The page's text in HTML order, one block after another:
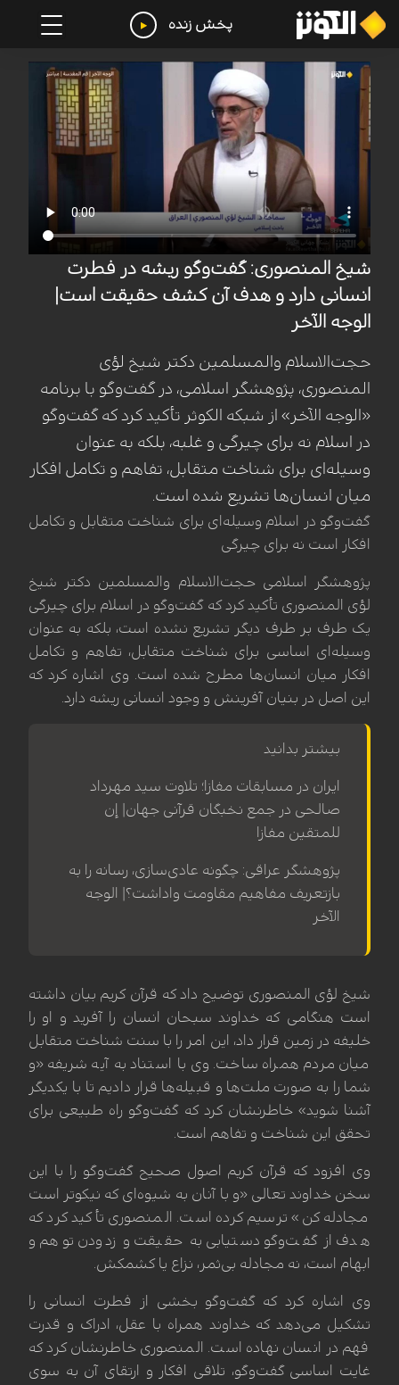
پخش زنده
شیخ المنصوری: گفت‌وگو ریشه در فطرت
انسانی دارد و هدف آن کشف حقیقت است|
الوجه الآخر
حجت‌الاسلام والمسلمین دکتر شیخ لؤی
المنصوری، پژوهشگر اسلامی، در گفت‌وگو با برنامه
«الوجه الآخر» از شبکه الکوثر تأکید کرد که گفت‌وگو
در اسلام نه برای چیرگی و غلبه، بلکه به عنوان
وسیله‌ای برای شناخت متقابل، تفاهم و تکامل افکار
میان انسان‌ها تشریع شده است.
گفت‌وگو در اسلام وسیله‌ای برای شناخت متقابل و تکامل
افکار است نه برای چیرگی
پژوهشگر اسلامی حجت‌الاسلام والمسلمین دکتر شیخ
لؤی المنصوری تأکید کرد که گفت‌وگو در اسلام برای چیرگی
یک طرف بر طرف دیگر تشریع نشده است، بلکه به عنوان
وسیله‌ای اساسی برای شناخت متقابل، تفاهم و تکامل
افکار میان انسان‌ها مطرح شده است. وی اشاره کرد که
این اصل در بنیان آفرینش و وجود انسانی ریشه دارد.
بیشتر بدانید
ایران در مسابقات مفازا؛ تلاوت سید مهرداد
صالحی در جمع نخبگان قرآنی جهان| إن
للمتقین مفازا
پژوهشگر عراقی: چگونه عادی‌سازی، رسانه را به
بازتعریف مفاهیم مقاومت واداشت؟| الوجه
الآخر
شیخ لؤی المنصوری توضیح داد که قرآن کریم بیان داشته
است هنگامی که خداوند سبحان انسان را آفرید و او را
خلیفه در زمین قرار داد، این امر را با سنت شناخت متقابل
میان مردم همراه ساخت. وی با استناد به آیه شریفه «و
شما را به صورت ملت‌ها و قبیله‌ها قرار دادیم تا با یکدیگر
آشنا شوید» خاطرنشان کرد که گفت‌وگو راه طبیعی برای
تحقق این شناخت و تفاهم است.
وی افزود که قرآن کریم اصول صحیح گفت‌وگو را با این
سخن خداوند تعالی «و با آنان به شیوه‌ای که نیکوتر است
مجادله کن» ترسیم کرده است. المنصوری تأکید کرد که
هدف از گفت‌وگو دستیابی به حقیقت و زدودن توهم و
ابهام است، نه مجادله بی‌ثمر، نزاع یا کشمکش.
وی اشاره کرد که گفت‌وگو بخشی از فطرت انسانی را
تشکیل می‌دهد که خداوند همراه با عقل، ادراک و قدرت
فهم در انسان نهاده است. المنصوری خاطرنشان کرد که
غایت اساسی گفت‌وگو، تلاقی افکار و ارتقای آن به سوی